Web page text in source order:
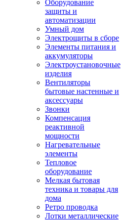
Оборудование
защиты и
автоматизации
Умный дом
Электрощиты в сборе
Элементы питания и
аккумуляторы
Электроустановочные
изделия
Вентиляторы
бытовые настенные и
аксессуары
Звонки
Компенсация
реактивной
мощности
Нагревательные
элементы
Тепловое
оборудование
Мелкая бытовая
техника и товары для
дома
Ретро проводка
Лотки металлические